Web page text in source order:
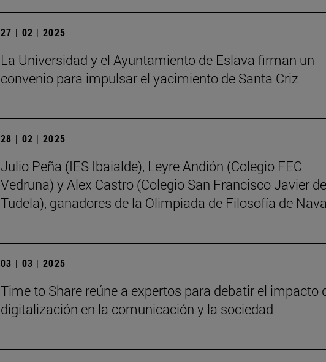
27 | 02 | 2025
La Universidad y el Ayuntamiento de Eslava firman un
convenio para impulsar el yacimiento de Santa Criz
28 | 02 | 2025
Julio Peña (IES Ibaialde), Leyre Andión (Colegio FEC
Vedruna) y Alex Castro (Colegio San Francisco Javier de
Tudela), ganadores de la Olimpiada de Filosofía de
03 | 03 | 2025
Time to Share reúne a expertos para debatir el impacto
digitalización en la comunicación y la sociedad